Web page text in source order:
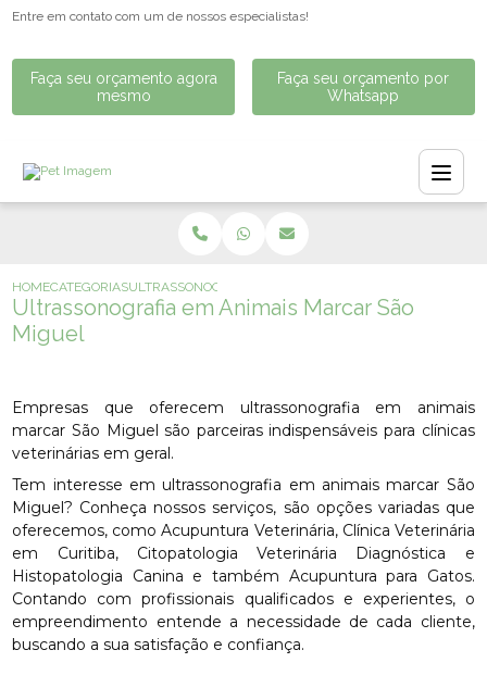
Entre em contato com um de nossos especialistas!
Faça seu orçamento agora
mesmo
Faça seu orçamento por
Whatsapp
HOMECATEGORIASULTRASSONOGRAFIA EM ANIMAIS MARCAR SÃO MIGUEL
Ultrassonografia em Animais Marcar São
Miguel
Empresas que oferecem ultrassonografia em animais
marcar São Miguel são parceiras indispensáveis para clínicas
veterinárias em geral.
Tem interesse em ultrassonografia em animais marcar São
Miguel? Conheça nossos serviços, são opções variadas que
oferecemos, como Acupuntura Veterinária, Clínica Veterinária
em Curitiba, Citopatologia Veterinária Diagnóstica e
Histopatologia Canina e também Acupuntura para Gatos.
Contando com profissionais qualificados e experientes, o
empreendimento entende a necessidade de cada cliente,
buscando a sua satisfação e confiança.